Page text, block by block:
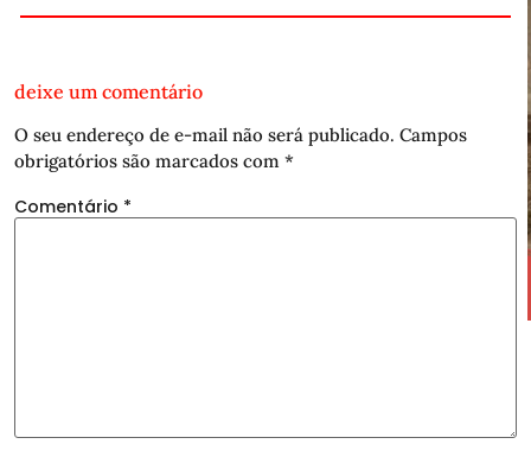
deixe um comentário
O seu endereço de e-mail não será publicado. Campos
obrigatórios são marcados com *
Comentário *